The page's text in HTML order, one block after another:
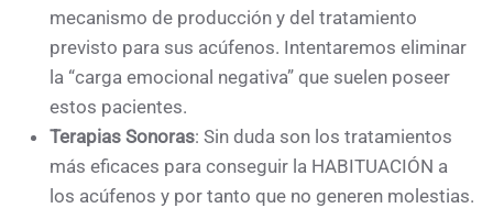
mecanismo de producción y del tratamiento
previsto para sus acúfenos. Intentaremos eliminar
la “carga emocional negativa” que suelen poseer
estos pacientes.
Terapias Sonoras: Sin duda son los tratamientos
más eficaces para conseguir la HABITUACIÓN a
los acúfenos y por tanto que no generen molestias.